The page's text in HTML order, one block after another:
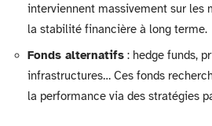
interviennent massivement sur les
la stabilité financière à long terme.
Fonds alternatifs : hedge funds,
infrastructures… Ces fonds
la performance via des stratégies